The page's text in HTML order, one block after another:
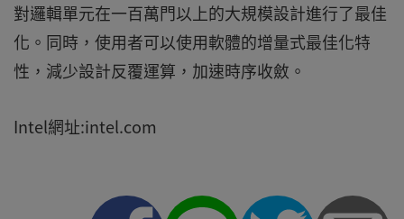
對邏輯單元在一百萬門以上的大規模設計進行了最佳
化。同時，使用者可以使用軟體的增量式最佳化特
性，減少設計反覆運算，加速時序收斂。
Intel網址:intel.com